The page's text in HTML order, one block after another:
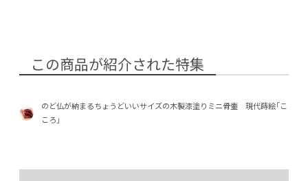
この商品が紹介された特集
のど仏が納まるちょうどいいサイズの木製漆塗りミニ骨壷 現代蒔絵「こ
ころ」